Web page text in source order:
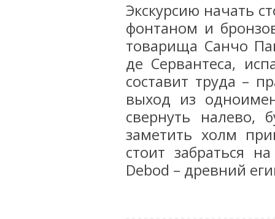
Экскурсию начать
фонтаном и
товарища Санчо
де Сервантеса,
составит труда –
выход из
свернуть налево,
заметить холм
стоит забраться
Debod – древний